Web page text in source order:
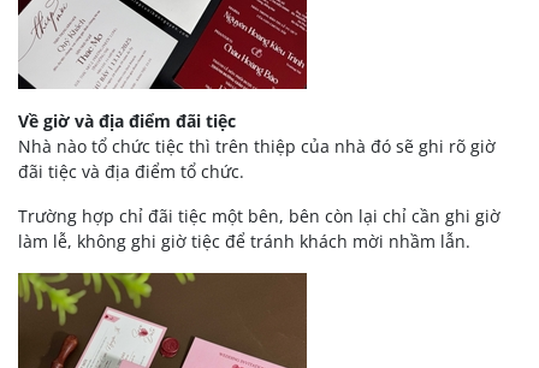
Về giờ và địa điểm đãi tiệc
Nhà nào tổ chức tiệc thì trên thiệp của nhà đó sẽ ghi rõ giờ
đãi tiệc và địa điểm tổ chức.
Trường hợp chỉ đãi tiệc một bên, bên còn lại chỉ cần ghi giờ
làm lễ, không ghi giờ tiệc để tránh khách mời nhầm lẫn.